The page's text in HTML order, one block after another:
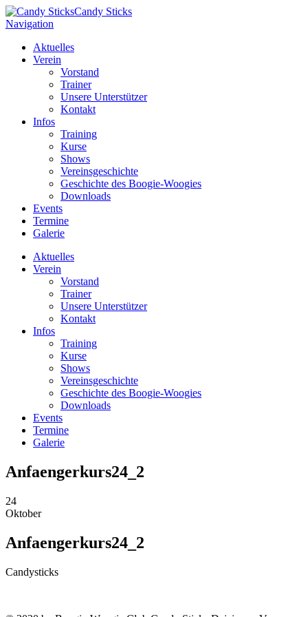
Candy Sticks
Navigation
Aktuelles
Verein
Vorstand
Trainer
Unsere Unterstützer
Kontakt
Infos
Training
Kurse
Shows
Vereinsgeschichte
Geschichte des Boogie-Woogies
Downloads
Events
Termine
Galerie
Aktuelles
Verein
Vorstand
Trainer
Unsere Unterstützer
Kontakt
Infos
Training
Kurse
Shows
Vereinsgeschichte
Geschichte des Boogie-Woogies
Downloads
Events
Termine
Galerie
Anfaengerkurs24_2
24
Oktober
Anfaengerkurs24_2
Candysticks